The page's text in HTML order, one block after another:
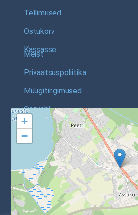
Tellimused
Ostukorv
Kassasse
Meist
Privaatsuspoliitika
Müügitingimused
Ostuabi
+
−